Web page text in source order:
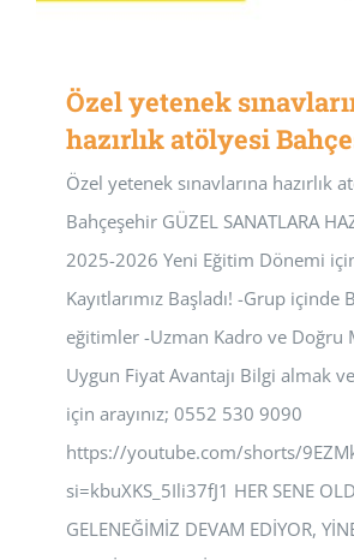
Özel yetenek
hazırlık atölyesi
Özel yetenek sınavlarına hazırlık
Bahçeşehir GÜZEL SANATLARA
2025-2026 Yeni Eğitim Dönemi
Kayıtlarımız Başladı! -Grup içinde
eğitimler -Uzman Kadro ve Doğru
Uygun Fiyat Avantajı Bilgi almak
için arayınız; 0552 530 9090
https://youtube.com/shorts/
si=kbuXKS_5Ili37fJ1 HER SENE
GELENEĞİMİZ DEVAM EDİYOR,